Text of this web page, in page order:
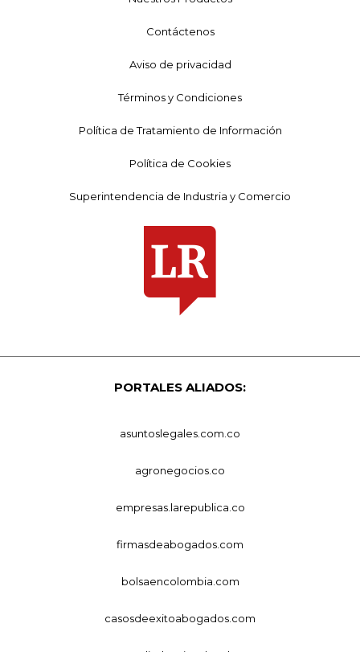
Contáctenos
Aviso de privacidad
Términos y Condiciones
Política de Tratamiento de Información
Política de Cookies
Superintendencia de Industria y Comercio
PORTALES ALIADOS:
asuntoslegales.com.co
agronegocios.co
empresas.larepublica.co
firmasdeabogados.com
bolsaencolombia.com
casosdeexitoabogados.com